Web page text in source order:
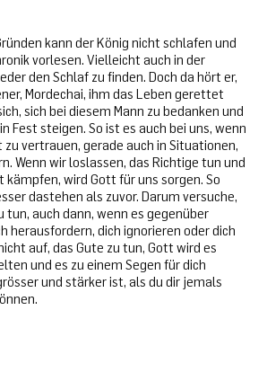
kann der König nicht schlafen und
vorlesen. Vielleicht auch in der
den Schlaf zu finden. Doch da hört er,
Mordechai, ihm das Leben gerettet
sich bei diesem Mann zu bedanken und
Fest steigen. So ist es auch bei uns, wenn
vertrauen, gerade auch in Situationen,
Wenn wir loslassen, das Richtige tun und
kämpfen, wird Gott für uns sorgen. So
dastehen als zuvor. Darum versuche,
tun, auch dann, wenn es gegenüber
herausfordern, dich ignorieren oder dich
auf, das Gute zu tun, Gott wird es
und es zu einem Segen für dich
und stärker ist, als du dir jemals